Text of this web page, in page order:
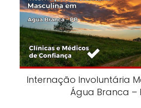
Internação Involuntária
Água Branca –